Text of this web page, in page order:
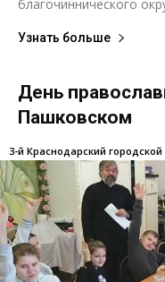
благочиннического
Узнать больше
День
Пашковском
3-й Краснодарский